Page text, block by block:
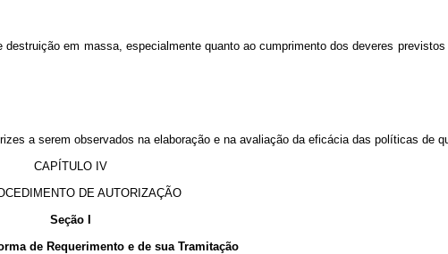
em massa, especialmente quanto ao cumprimento dos deveres previstos
a serem observados na elaboração e na avaliação da eficácia das políticas de
CAPÍTULO IV
DE AUTORIZAÇÃO
Seção I
de Requerimento e de sua Tramitação